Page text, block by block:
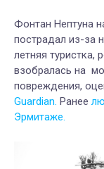
Фонтан Нептуна
пострадал из-за
летняя туристка,
взобралась на
повреждения,
Guardian. Ранее
Эрмитаже.